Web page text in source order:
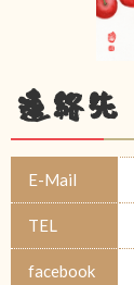
連絡先
E-Mail
TEL
facebook